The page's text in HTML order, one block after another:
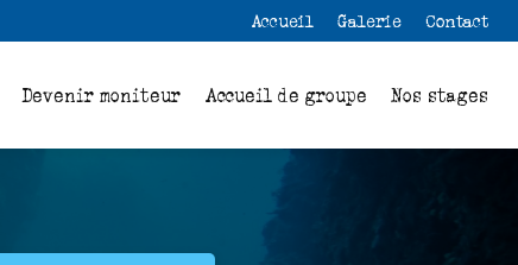
Accueil Galerie
Contact
Devenir moniteur Accueil de groupe Nos stages